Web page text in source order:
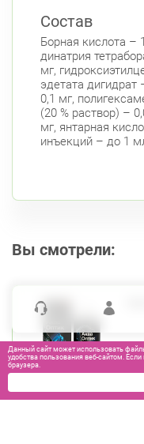
Беговая
пр. Королёва,
Пионерская
Белы Куна, д.1,
Состав
Борная кислота –
динатрия
мг,
эдетата дигидрат
0,1 мг,
(20 % раствор) –
мг, янтарная
инъекций – до 1
Вы смотрели:
Данный сайт может использовать
удобства пользования веб-сайтом.
браузера.